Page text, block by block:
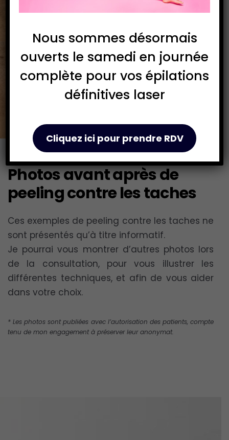
Photos avant après de
peeling contre les taches
Ces exemples de peeling contre les taches ne
sont présentés qu’à titre informatif.
Je pourrai vous montrer d’autres photos lors
de la consultation, pour vous illustrer les
différentes techniques, et afin de vous aider
dans votre choix.
* Les photos sont publiées avec l’autorisation des patients, compte
tenu de mon engagement à préserver leur anonymat.
Nous sommes désormais
ouverts le samedi en journée
complète pour vos épilations
définitives laser
Cliquez ici pour prendre RDV